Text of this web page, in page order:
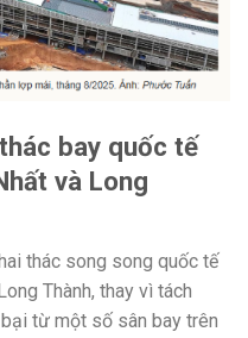
bay quốc tế
và Long
thác song song quốc tế
Thành, thay vì tách
từ một số sân bay trên